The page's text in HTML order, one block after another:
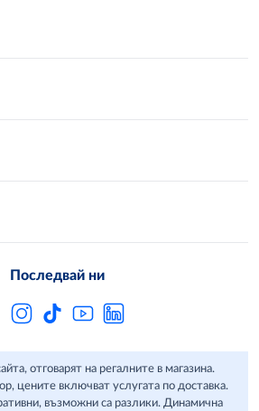
Последвай ни
отговарят на регалните в магазина.
цените включват услугата по доставка.
възможни са разлики. Динамична